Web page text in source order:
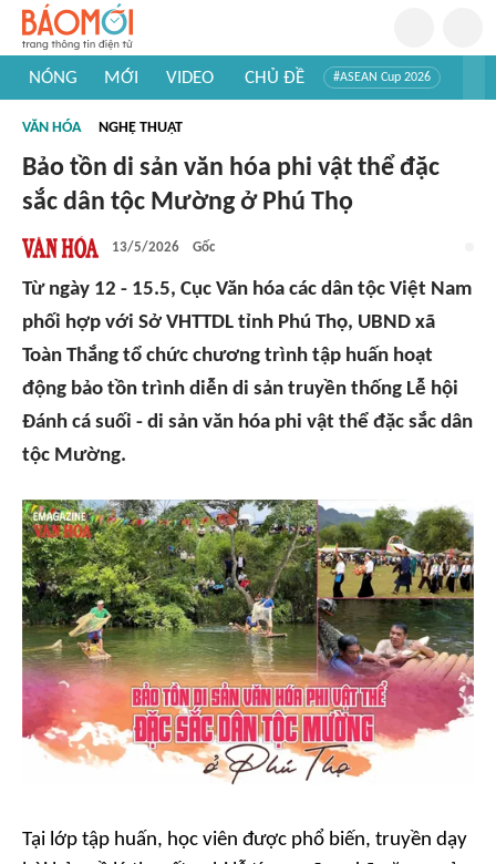
NÓNG MỚI VIDEO CHỦ ĐỀ #ASEAN Cup 2026
#Khám phá thế giới
VĂN HÓA NGHỆ THUẬT
Bảo tồn di sản văn hóa phi vật thể đặc
sắc dân tộc Mường ở Phú Thọ
13/5/2026 Gốc
Từ ngày 12 - 15.5, Cục Văn hóa các dân tộc Việt Nam
phối hợp với Sở VHTTDL tỉnh Phú Thọ, UBND xã
Toàn Thắng tổ chức chương trình tập huấn hoạt
động bảo tồn trình diễn di sản truyền thống Lễ hội
Đánh cá suối - di sản văn hóa phi vật thể đặc sắc dân
tộc Mường.
Tại lớp tập huấn, học viên được phổ biến, truyền dạy